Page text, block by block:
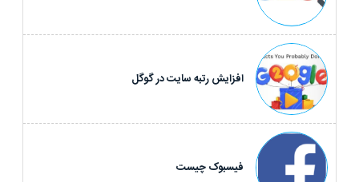
افزایش رتبه سایت در گوگل
فیسبوک چیست